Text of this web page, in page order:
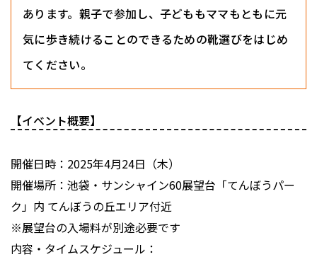
あります。親子で参加し、子どももママもともに元
気に歩き続けることのできるための靴選びをはじめ
てください。
【イベント概要】
開催日時：2025年4月24日（木）
開催場所：池袋・サンシャイン60展望台「てんぼうパー
ク」内 てんぼうの丘エリア付近
※展望台の入場料が別途必要です
内容・タイムスケジュール：